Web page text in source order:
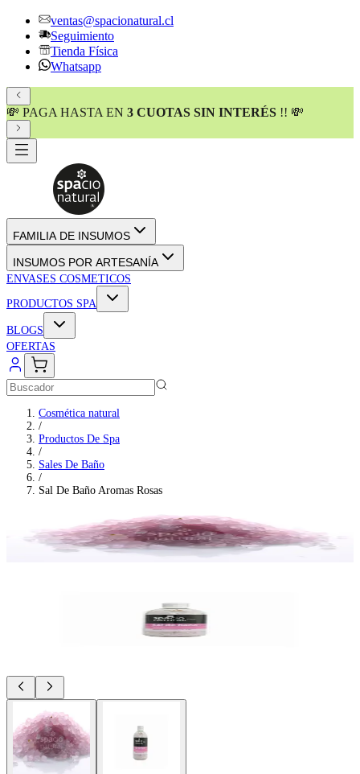
ventas@spacionatural.cl
Seguimiento
Tienda Física
Whatsapp
💸 PAGA HASTA EN 3 CUOTAS SIN INTERÉS !! 💸
FAMILIA DE INSUMOS
INSUMOS POR ARTESANÍA
ENVASES COSMETICOS
PRODUCTOS SPA
BLOGS
OFERTAS
Cosmética natural
/
Productos De Spa
/
Sales De Baño
/
Sal De Baño Aromas Rosas